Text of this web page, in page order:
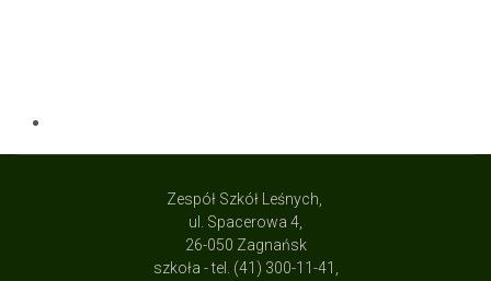
Zespół Szkół Leśnych,
ul. Spacerowa 4,
26-050 Zagnańsk
szkoła - tel. (41) 300-11-41,